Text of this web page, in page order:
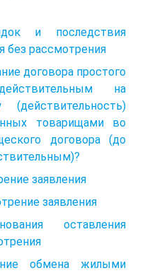
и последствия
без рассмотрения
договора простого
на
товарищами во
договора (до
заявления
заявления
оставления
обмена жилыми